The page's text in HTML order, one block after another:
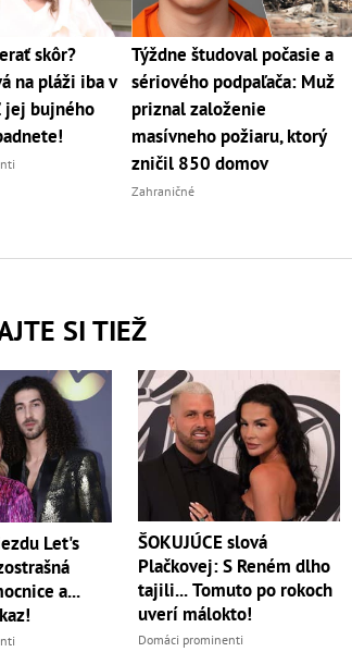
skôr?
na pláži iba v
jej bujného
Týždne študoval počasie a
sériového podpaľača: Muž
priznal založenie
masívneho požiaru, ktorý
zničil 850 domov
Zahraničné
SI TIEŽ
Let's
a...
ŠOKUJÚCE slová
Plačkovej: S Reném dlho
tajili... Tomuto po rokoch
uverí málokto!
Domáci prominenti